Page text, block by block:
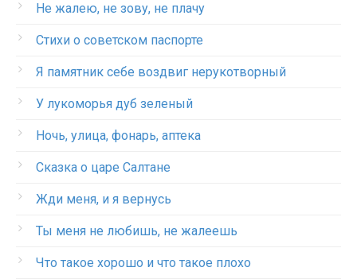
Не жалею, не зову, не плачу
Стихи о советском паспорте
Я памятник себе воздвиг нерукотворный
У лукоморья дуб зеленый
Ночь, улица, фонарь, аптека
Сказка о царе Салтане
Жди меня, и я вернусь
Ты меня не любишь, не жалеешь
Что такое хорошо и что такое плохо